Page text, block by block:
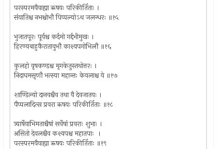
परस्परमवैवाह्या ऋषयः परिकीर्तिताः ।
संयातिश्च नभश्चोभौ पिप्पल्योऽथ जलन्धरः ॥१५
भुजातपूरः पूर्यश्च कर्दमो गर्द्दभीमुखः ।
हिरण्यबाहुकैरातावुभौ काश्यपगोभिलौ ॥१६
कुलहो वृषकण्डश्च मृगकेतुस्तथोत्तरः ।
निदाघमसृणौ भत्स्या महान्तः केवलाश्च ये ॥१७
शाण्डिल्यो दानवश्चैव तथा वै देवजातयः ।
पैप्पलादित्स प्रवरा ऋषयः परिकीर्तिताः ॥१८
त्र्यार्षेयाभिमताश्चैषां सर्वेषां प्रवराः शुभाः ।
असितो देवलश्चैव कश्यपश्च महातपाः ।
परस्परमवैवाह्या ऋषयः परिकीर्तिताः ॥१९